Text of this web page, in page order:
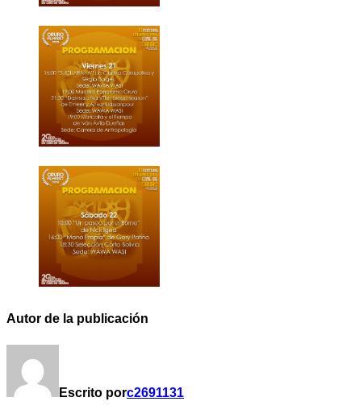
Autor de la publicación
Escrito porc2691131